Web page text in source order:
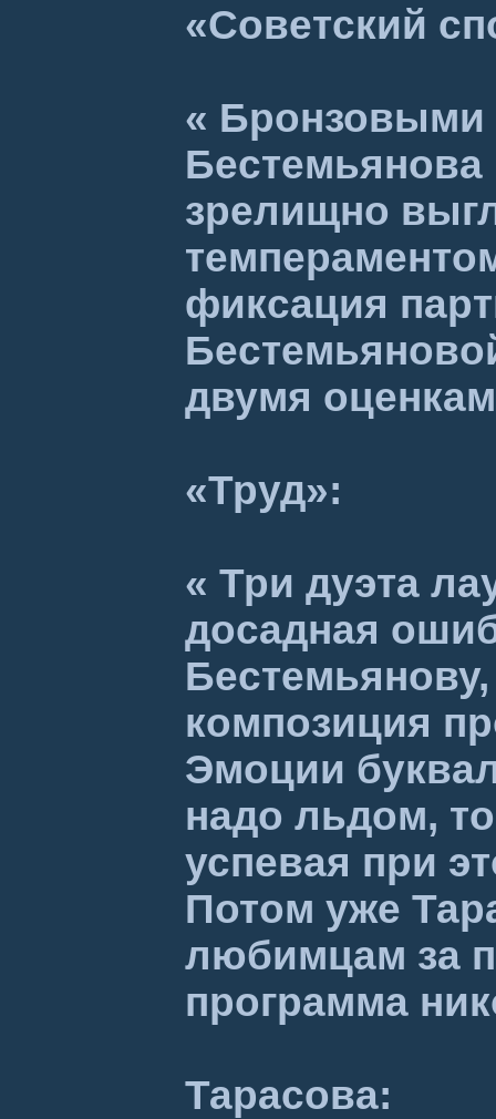
«Советский
« Бронзовыми
зрелищно
фиксация
двумя
«Труд»:
« Три дуэта
досадная
композиция
Эмоции
надо льдом,
успевая при
Потом уже
любимцам за
программа
Тарасова: